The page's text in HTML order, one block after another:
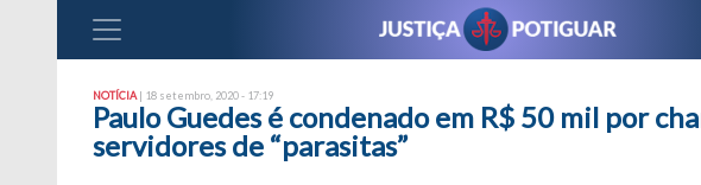
NOTÍCIA | 18 setembro, 2020 - 17:19
Paulo Guedes é condenado em R$ 50 mil por
servidores de “parasitas”